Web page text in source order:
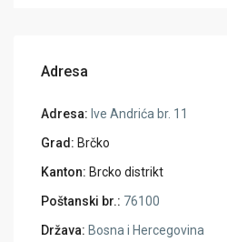
Adresa
Adresa: Ive Andrića br. 11
Grad: Brčko
Kanton: Brcko distrikt
Poštanski br.: 76100
Država: Bosna i Hercegovina